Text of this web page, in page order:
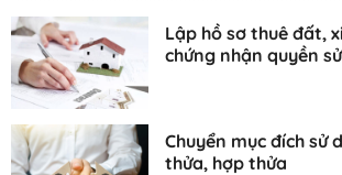
Lập hồ sơ thuê đất,
chứng nhận quyền
Chuyển mục đích sử
thửa, hợp thửa